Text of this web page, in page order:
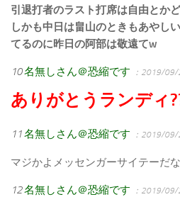
引退打者のラスト打席は自由とか
しかも中日は畠山のときもあやし
てるのに昨日の阿部は敬遠てw
10名無しさん＠恐縮です ：2019/09/
ありがとうランディ
11名無しさん＠恐縮です ：2019/09/
マジかよメッセンガーサイテーだな
12名無しさん＠恐縮です ：2019/09/